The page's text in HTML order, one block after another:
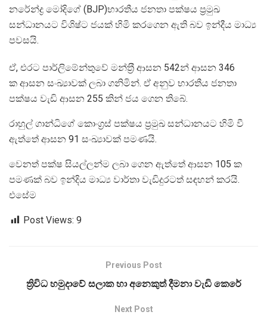
නරේන්ද්‍ර මෝදිගේ (BJP)භාරතීය ජනතා පක්ෂය ප‍්‍රමුඛ
සන්ධානයට විශිෂ්ට ජයක් හිමි කරගෙන ඇති බව ඉන්දීය මාධ්‍ය
පවසයි.
ඒ, එරට පාර්ලිමේන්තුවේ මන්ත‍්‍රී ආසන 542න් ආසන 346
ක ආසන සංඛ්‍යාවක් ලබා ගනිමින්. ඒ අනුව භාරතීය ජනතා
පක්ෂය වැඩි ආසන 255 කින් ජය ගෙන තිබේ.
රාහුල් ගාන්ධිගේ කොංග‍්‍රස් පක්ෂය ප‍්‍රමුඛ සන්ධානයට හිමි වී
ඇත්තේ ආසන 91 සංඛ්‍යාවක් පමණයි.
වෙනත් පක්ෂ සියල්ලන්ම ලබා ගෙන ඇත්තේ ආසන 105 ක
පමණක් බව ඉන්දිය මාධ්‍ය වාර්තා වැඩිදුරටත් සඳහන් කරයි.
එසේම
Post Views: 9
Previous Post
ත්‍රිවිධ හමුදාවේ සලාක හා අනෙකුත් දීමනා වැඩි කෙරේ
Next Post